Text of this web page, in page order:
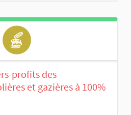
profits des
et gazières à 100%